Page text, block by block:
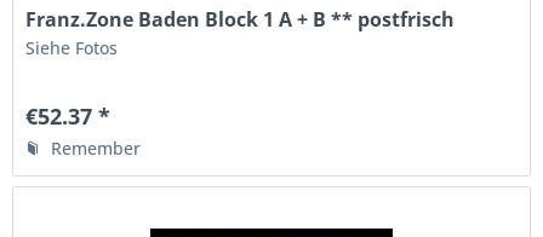
Franz.Zone Baden Block 1 A + B ** postfrisch
Siehe Fotos
€52.37 *
Remember